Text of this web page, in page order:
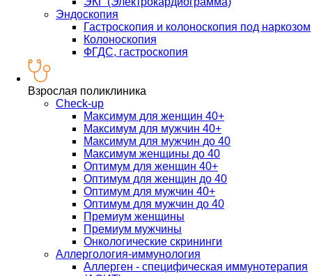
Эндоскопия
Гастроскопия и колоноскопия под наркозом
Колоноскопия
ФГДС, гастроскопия
Взрослая поликлиника
Check-up
Максимум для женщин 40+
Максимум для мужчин 40+
Максимум для мужчин до 40
Максимум женщины до 40
Оптимум для женщин 40+
Оптимум для женщин до 40
Оптимум для мужчин 40+
Оптимум для мужчин до 40
Премиум женщины
Премиум мужчины
Онкологические скрининги
Аллергология-иммунология
Аллерген - специфическая иммунотерапия